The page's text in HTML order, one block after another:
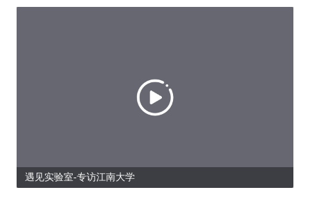
遇见实验室-专访江南大学